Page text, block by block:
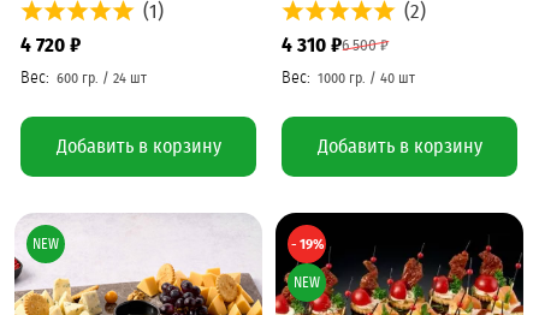
(1)
4 720 ₽
Добавить в корзину
(2)
6 500 ₽
4 310 ₽
Добавить в корзину
NEW - 19%
NEW